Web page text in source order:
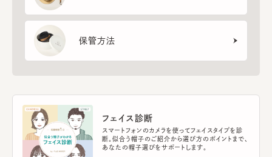
保管方法
フェイス診断
スマートフォンのカメラを使ってフェイスタイプを診
断。似合う帽子のご紹介から選び方のポイントまで、
あなたの帽子選びをサポートします。